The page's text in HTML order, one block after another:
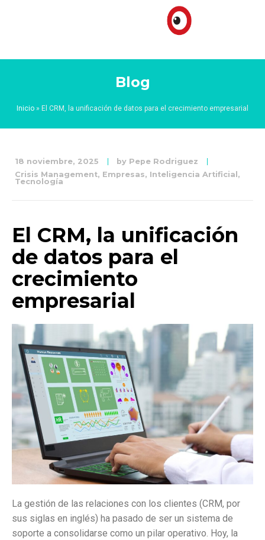
Blog
Inicio » El CRM, la unificación de datos para el crecimiento empresarial
18 noviembre, 2025 by Pepe Rodriguez
Crisis Management, Empresas, Inteligencia Artificial ,
Tecnología
El CRM, la unificación
de datos para el
crecimiento
empresarial
La gestión de las relaciones con los clientes (CRM, por
sus siglas en inglés) ha pasado de ser un sistema de
soporte a consolidarse como un pilar operativo. Hoy, la